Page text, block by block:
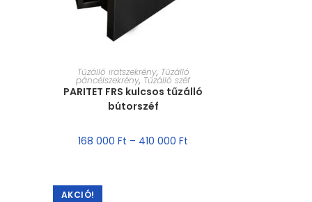
MÉRET VÁLASZTÁSA
Tűzálló iratszekrény, Tűzálló
páncélszekrény, Tűzálló széf
PARITET FRS kulcsos tűzálló
bútorszéf
168 000Ft – 410 000Ft
AKCIÓ!